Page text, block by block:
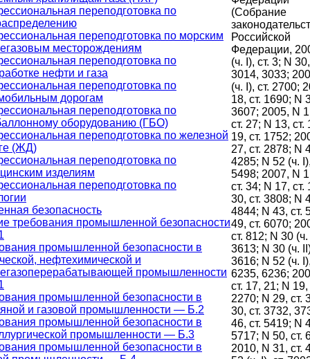
переподготовка по
переподготовка по морским
месторождениям
переподготовка по
нефти и газа
переподготовка по
дорогам
переподготовка по
оборудованию (ГБО)
переподготовка по железной
(ЖД)
переподготовка по
изделиям
переподготовка по
безопасность
требования промышленной безопасности
промышленной безопасности в
нефтехимической и
промышленности
промышленной безопасности в
и газовой промышленности — Б.2
промышленной безопасности в
промышленности — Б.3
промышленной безопасности в
(Собрание
Российской
Федерации,
(ч. I), ст. 3; N
3014, 3033;
(ч. I), ст. 2700;
18, ст. 1690; N
3607; 2005, N 1
ст. 27; N 13, ст.
19, ст. 1752;
27, ст. 2878; N
4285; N 52 (ч.
5498; 2007, N 1
ст. 34; N 17, ст.
30, ст. 3808; N
4844; N 43, ст.
49, ст. 6070;
ст. 812; N 30 (ч.
3613; N 30 (ч.
3616; N 52 (ч.
6235, 6236;
ст. 17, 21; N 19,
2270; N 29, ст.
30, ст. 3732,
46, ст. 5419; N
5717; N 50, ст.
2010, N 31, ст.